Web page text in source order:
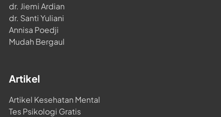
dr. Jiemi Ardian
dr. Santi Yuliani
Annisa Poedji
Mudah Bergaul
Artikel
Artikel Kesehatan Mental
Tes Psikologi Gratis